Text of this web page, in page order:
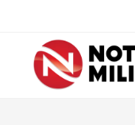
content